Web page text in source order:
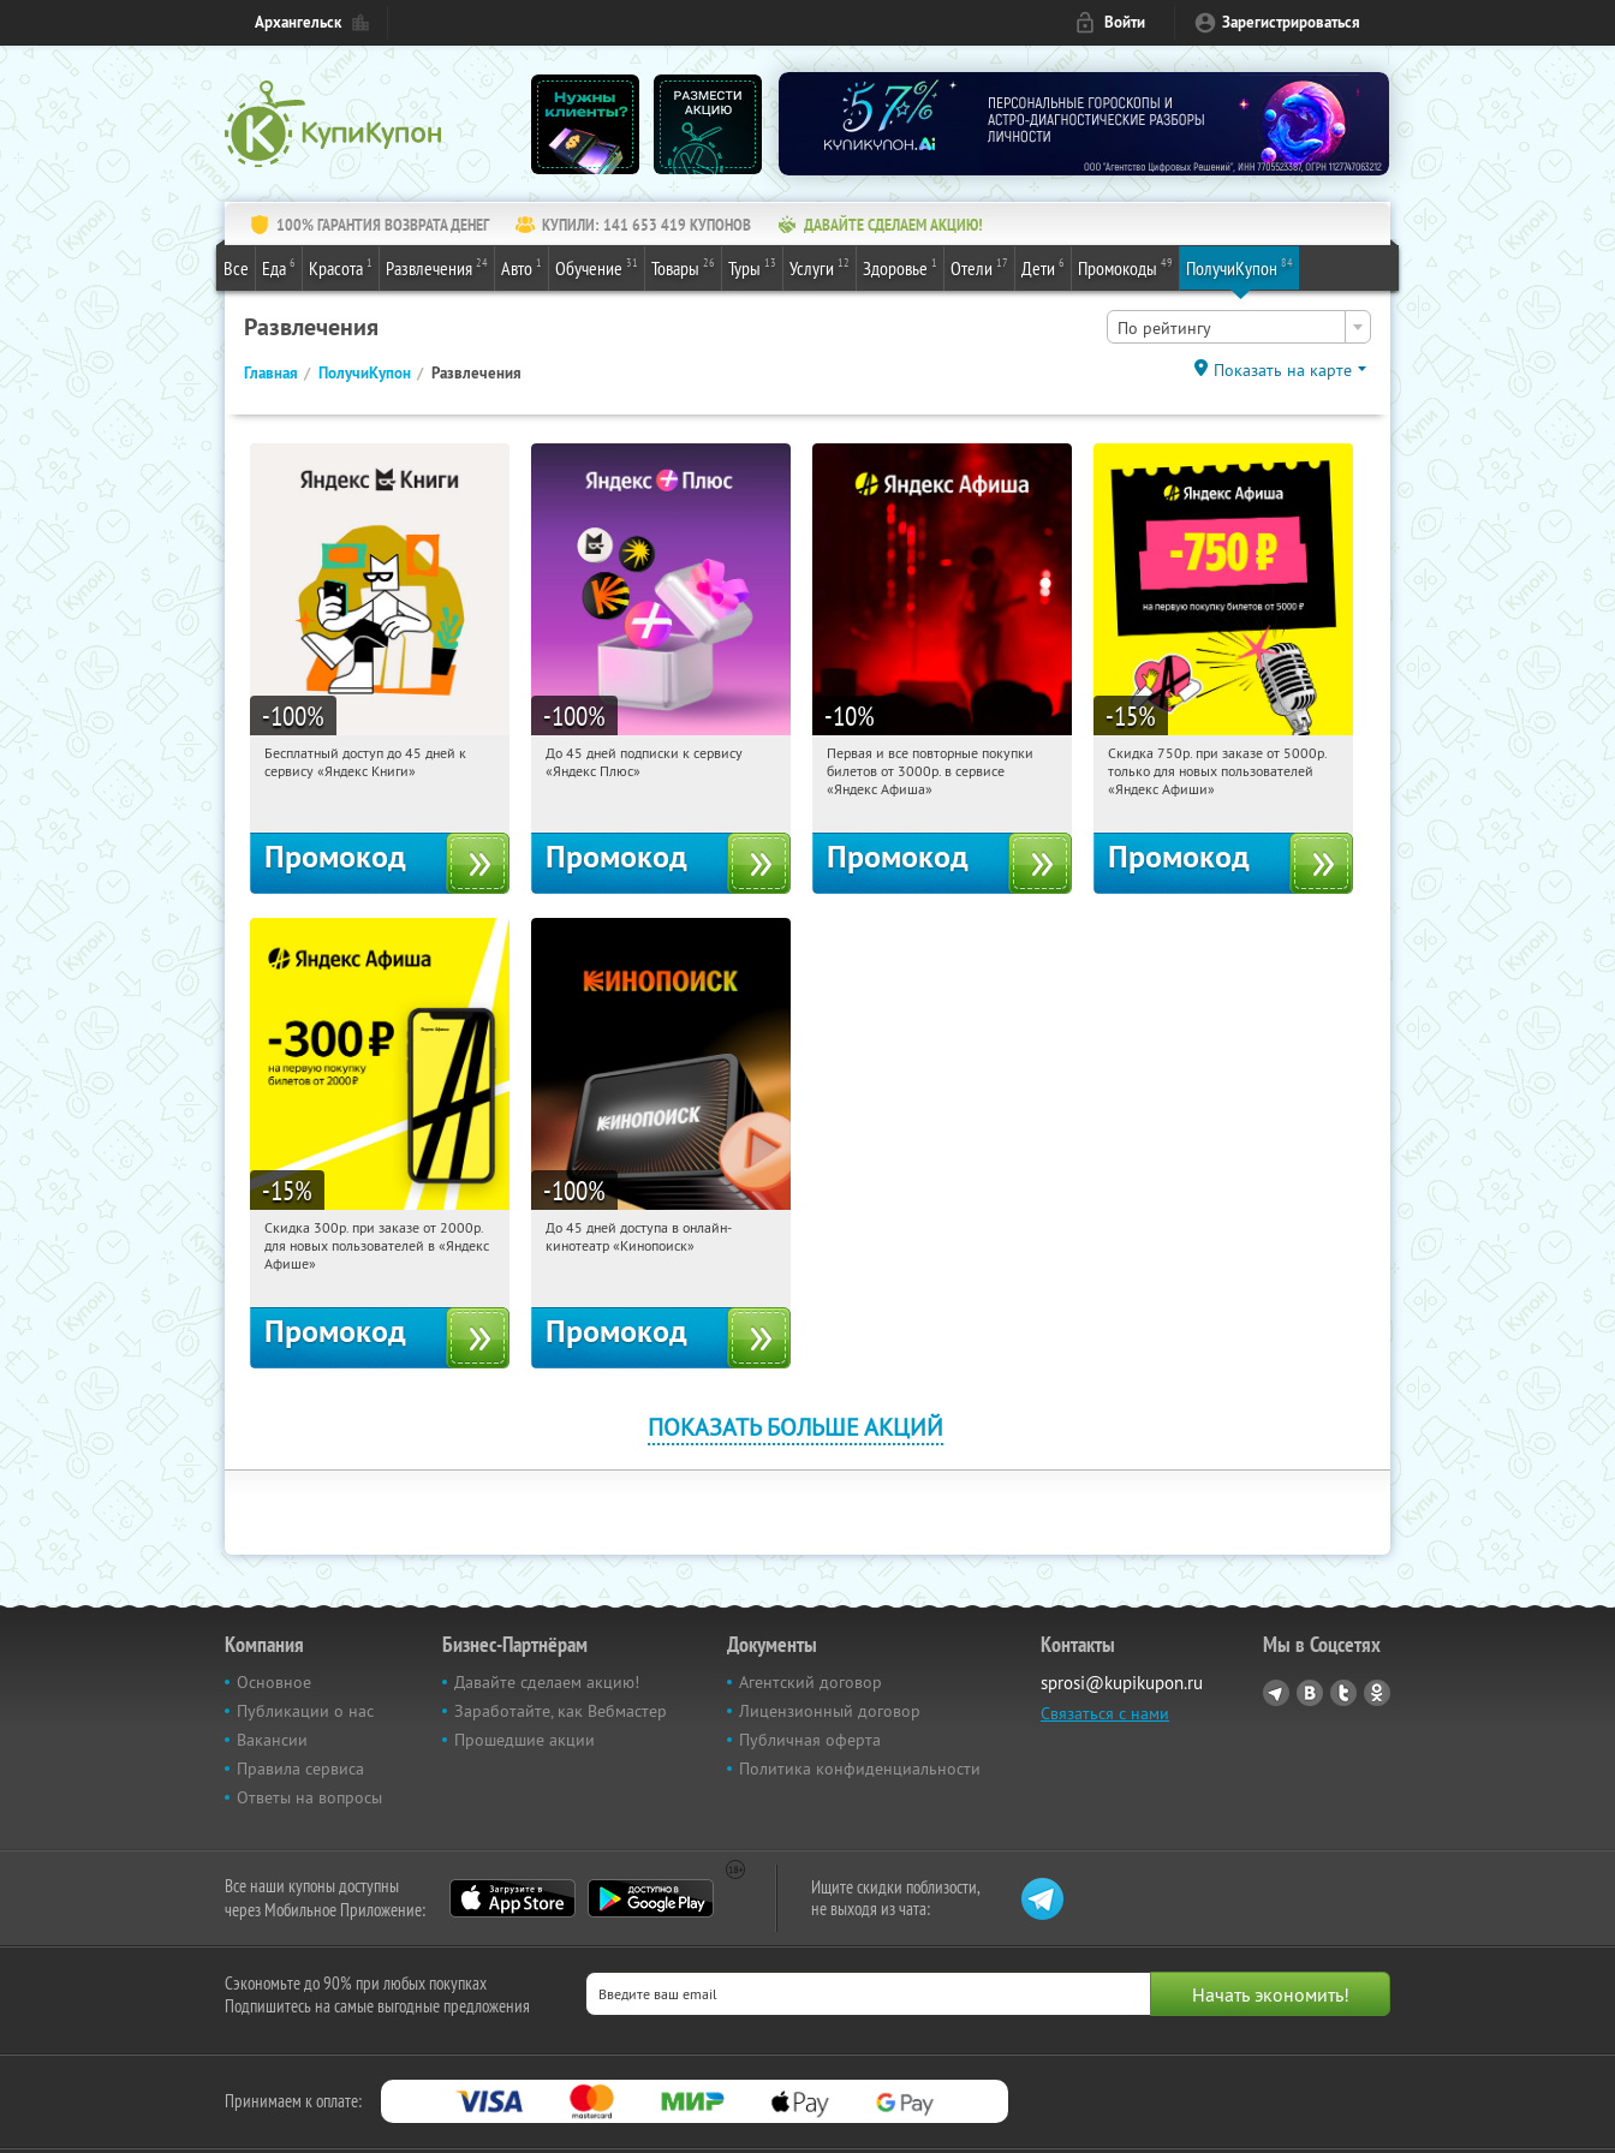
Архангельск Войти Зарегистрироваться
100% ГАРАНТИЯ ВОЗВРАТА ДЕНЕГ КУПИЛИ: 141 653 419 КУПОНОВ ДАВАЙТЕ СДЕЛАЕМ АКЦИЮ!
Все Еда 6 Красота 1 Развлечения 24 Авто 1 Обучение 31 Товары 26 Туры 13 Услуги 12 Здоровье 1 Отели 17 Дети 6 Промокоды 49 ПолучиКупон 84
Развлечения По рейтингу
Главная ПолучиКупон Развлечения Показать на карте
-100%
00:28:04
Получи первым!
Бесплатный доступ до 45 дней к
сервису «Яндекс Книги»
Промокод
-100%
00:28:04 Получили:
До 45 дней подписки к сервису
«Яндекс Плюс»
Промокод
-10%
00:28:04 Получили:
Россия
Первая и все повторные покупки
билетов от 3000р. в сервисе
«Яндекс Афиша»
Промокод
-15%
00:28:04 Получили:114
Россия
Скидка 750р. при заказе от 5000р.
только для новых пользователей
«Яндекс Афиши»
Промокод
-15%
00:28:04 Получили:65
Россия
Скидка 300р. при заказе от 2000р.
для новых пользователей в «Яндекс
Афише»
Промокод
-100%
00:28:04 Получили:
До 45 дней доступа в онлайн-
кинотеатр «Кинопоиск»
Промокод
ПОКАЗАТЬ БОЛЬШЕ АКЦИЙ
Компания
Основное
Публикации о нас
Вакансии
Правила сервиса
Ответы на вопросы
Бизнес-Партнёрам
Давайте сделаем акцию!
Заработайте, как Вебмастер
Прошедшие акции
Документы
Агентский договор
Лицензионный договор
Публичная оферта
Политика конфиденциальности
Контакты
sprosi@kupikupon.ru
Связаться с нами
Мы в Соцсетях
Все наши купоны доступны
через Мобильное Приложение:
Ищите скидки поблизости,
не выходя из чата:
Сэкономьте до 90% при любых покупках
Подпишитесь на самые выгодные предложения
Принимаем к оплате: